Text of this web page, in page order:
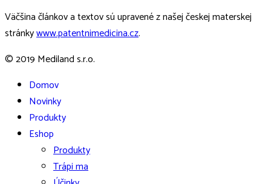
Väčšina článkov a textov sú upravené z našej českej materskej
stránkywww.patentnimedicina.cz.
© 2019 Mediland s.r.o.
Domov
Novinky
Produkty
Eshop
Produkty
Trápi ma